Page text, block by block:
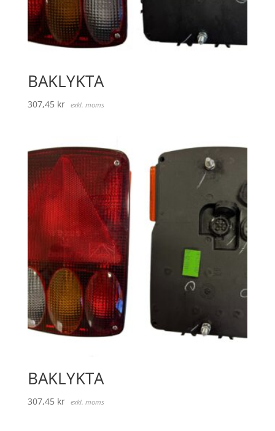
BAKLYKTA
307,45 kr exkl. moms
BAKLYKTA
307,45 kr exkl. moms